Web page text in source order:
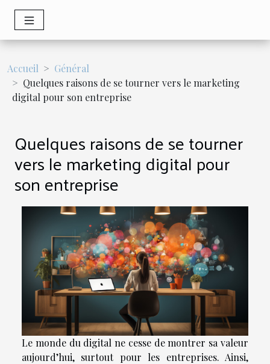
Accueil
Général
Quelques raisons de se tourner vers le marketing
digital pour son entreprise
Quelques raisons de se tourner
vers le marketing digital pour
son entreprise
Le monde du digital ne cesse de montrer sa valeur
aujourd’hui, surtout pour les entreprises. Ainsi,